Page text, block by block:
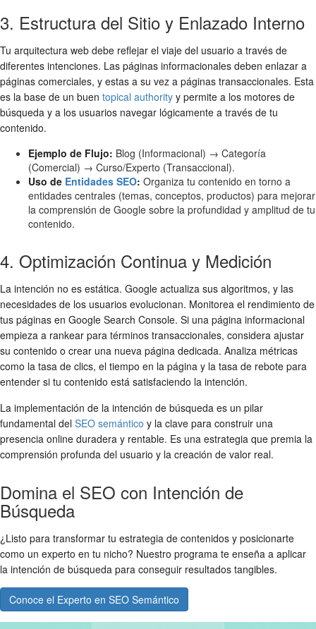
3. Estructura del Sitio y Enlazado Interno
Tu arquitectura web debe reflejar el viaje del usuario a través de
diferentes intenciones. Las páginas informacionales deben enlazar a
páginas comerciales, y estas a su vez a páginas transaccionales. Esta
es la base de un buen topical authority y permite a los motores de
búsqueda y a los usuarios navegar lógicamente a través de tu
contenido.
Ejemplo de Flujo: Blog (Informacional) → Categoría
(Comercial) → Curso/Experto (Transaccional).
Uso de Entidades SEO: Organiza tu contenido en torno a
entidades centrales (temas, conceptos, productos) para mejorar
la comprensión de Google sobre la profundidad y amplitud de tu
contenido.
4. Optimización Continua y Medición
La intención no es estática. Google actualiza sus algoritmos, y las
necesidades de los usuarios evolucionan. Monitorea el rendimiento de
tus páginas en Google Search Console. Si una página informacional
empieza a rankear para términos transaccionales, considera ajustar
su contenido o crear una nueva página dedicada. Analiza métricas
como la tasa de clics, el tiempo en la página y la tasa de rebote para
entender si tu contenido está satisfaciendo la intención.
La implementación de la intención de búsqueda es un pilar
fundamental del SEO semántico y la clave para construir una
presencia online duradera y rentable. Es una estrategia que premia la
comprensión profunda del usuario y la creación de valor real.
Domina el SEO con Intención de
Búsqueda
¿Listo para transformar tu estrategia de contenidos y posicionarte
como un experto en tu nicho? Nuestro programa te enseña a aplicar
la intención de búsqueda para conseguir resultados tangibles.
Conoce el Experto en SEO Semántico